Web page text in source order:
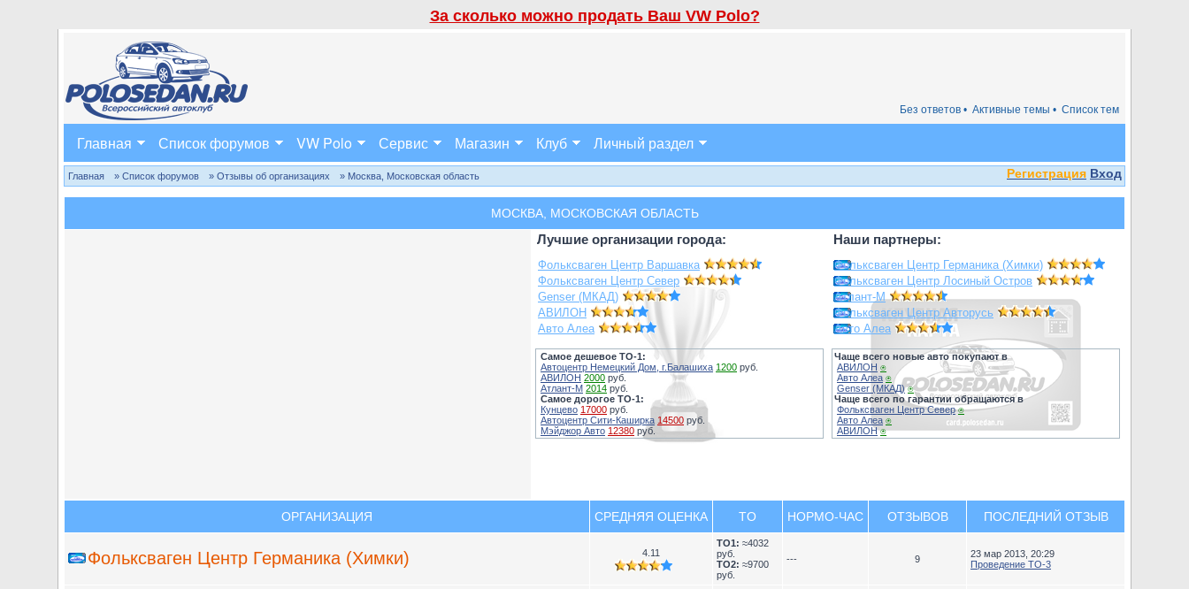
За сколько можно продать Ваш VW Polo?
Список тем
Активные темы •
Без ответов •
Главная Список форумов VW Polo Сервис Магазин Клуб Личный раздел
Регистрация Вход
Главная » Список форумов » Отзывы об организациях » Москва, Московская область
МОСКВА, МОСКОВСКАЯ ОБЛАСТЬ
Лучшие организации города:
Фольксваген Центр Варшавка
Фольксваген Центр Север
Genser (МКАД)
АВИЛОН
Авто Алеа
Самое дешевое ТО-1:
Автоцентр Немецкий Дом, г.Балашиха 1200 руб.
АВИЛОН 2000 руб.
Атлант-М 2014 руб.
Самое дорогое ТО-1:
Кунцево 17000 руб.
Автоцентр Сити-Каширка 14500 руб.
Мэйджор Авто 12380 руб.
Наши партнеры:
Фольксваген Центр Германика (Химки)
Фольксваген Центр Лосиный Остров
Атлант-М
Фольксваген Центр Авторусь
Авто Алеа
Чаще всего новые авто покупают в
АВИЛОН ⍟
Авто Алеа ⍟
Genser (МКАД) ⍟
Чаще всего по гарантии обращаются в
Фольксваген Центр Север ⍟
Авто Алеа ⍟
АВИЛОН ⍟
ОРГАНИЗАЦИЯ СРЕДНЯЯ ОЦЕНКА TO НОРМО-ЧАС ОТЗЫВОВ ПОСЛЕДНИЙ ОТЗЫВ
Фольксваген Центр Германика (Химки) 4.11
TO1: ≈4032
руб.
TO2: ≈9700
руб.
--- 9
23 мар 2013, 20:29
Проведение ТО-3